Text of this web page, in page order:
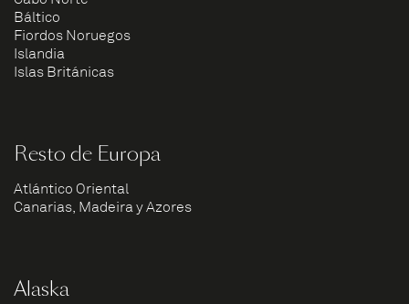
Báltico
Fiordos Noruegos
Islandia
Islas Británicas
Resto de Europa
Atlántico Oriental
Canarias, Madeira y Azores
Alaska